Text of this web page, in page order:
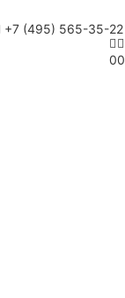
+7 (495) 565-35-22
00